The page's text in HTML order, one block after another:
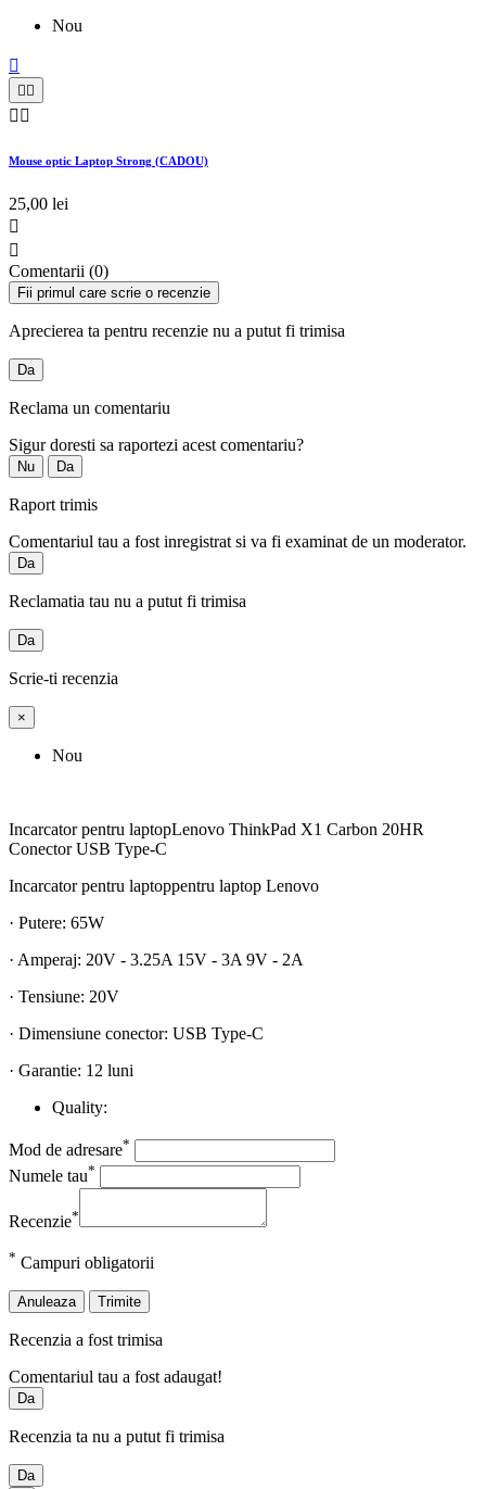
Nou

 
 
Mouse optic Laptop Strong (CADOU)
25,00 lei


Comentarii (0)
Fii primul care scrie o recenzie
Aprecierea ta pentru recenzie nu a putut fi trimisa
Da
Reclama un comentariu
Sigur doresti sa raportezi acest comentariu?
Nu Da
Raport trimis
Comentariul tau a fost inregistrat si va fi examinat de un moderator.
Da
Reclamatia tau nu a putut fi trimisa
Da
Scrie-ti recenzia
×
Nou
Incarcator pentru laptopLenovo ThinkPad X1 Carbon 20HR
Conector USB Type-C
Incarcator pentru laptoppentru laptop Lenovo
· Putere: 65W
· Amperaj: 20V - 3.25A 15V - 3A 9V - 2A
· Tensiune: 20V
· Dimensiune conector: USB Type-C
· Garantie: 12 luni
Quality:
Mod de adresare*
Numele tau*
Recenzie*
* Campuri obligatorii
Anuleaza Trimite
Recenzia a fost trimisa
Comentariul tau a fost adaugat!
Da
Recenzia ta nu a putut fi trimisa
Da